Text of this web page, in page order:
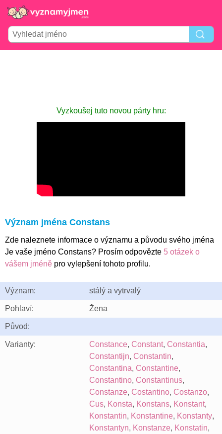
Vyzkoušej tuto novou párty hru:
Význam jména Constans
Zde naleznete informace o významu a původu svého jména
Je vaše jméno Constans? Prosím odpovězte 5 otázek o
vášem jméně pro vylepšení tohoto profilu.
Význam: stálý a vytrvalý
Pohlaví: Žena
Původ:
Varianty: Constance, Constant, Constantia,
Constantijn, Constantin,
Constantina, Constantine,
Constantino, Constantinus,
Constanze, Costantino, Costanzo,
Cus, Konsta, Konstans, Konstant,
Konstantin, Konstantine, Konstanty,
Konstantyn, Konstanze, Konstatin,